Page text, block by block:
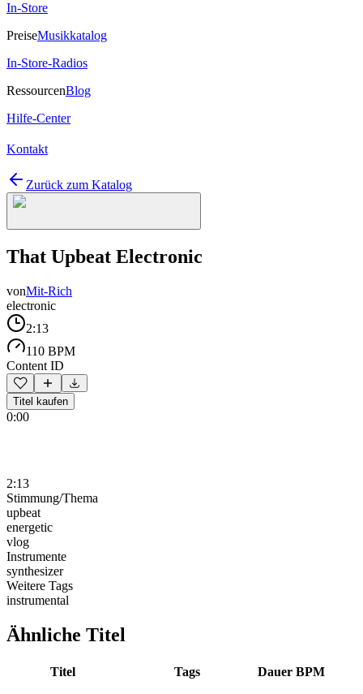
In-Store
PreiseMusikkatalog
In-Store-Radios
RessourcenBlog
Hilfe-Center
Kontakt
Zurück zum Katalog
That Upbeat Electronic
vonMit-Rich
electronic
2:13
110 BPM
Content ID
Titel kaufen
0:00
2:13
Stimmung/Thema
upbeat
energetic
vlog
Instrumente
synthesizer
Weitere Tags
instrumental
Ähnliche Titel
Titel Tags Dauer BPM